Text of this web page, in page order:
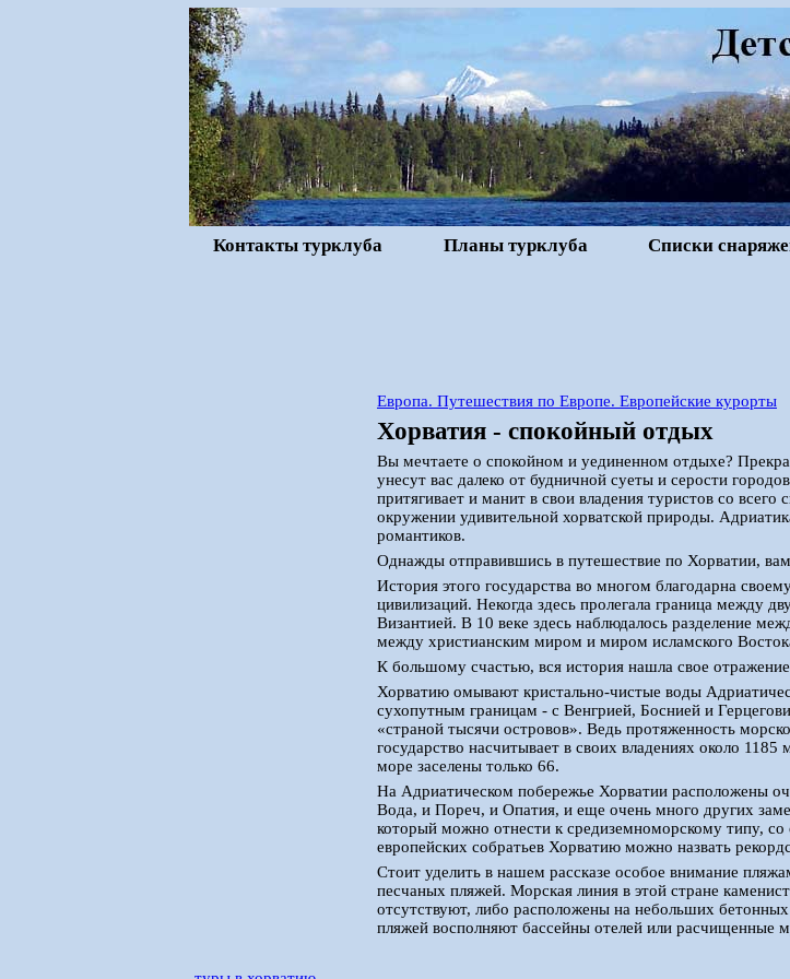
Контакты турклуба Планы турклуба Списки
Европа. Путешествия по Европе. Европейские курорты
Хорватия - спокойный отдых
Вы мечтаете о спокойном и уединенном отдыхе?
унесут вас далеко от будничной суеты и серости
притягивает и манит в свои владения туристов со
окружении удивительной хорватской природы.
романтиков.
Однажды отправившись в путешествие по Хорватии, вам
История этого государства во многом благодарна
цивилизаций. Некогда здесь пролегала граница между
Византией. В 10 веке здесь наблюдалось разделение
между христианским миром и миром исламского
К большому счастью, вся история нашла свое
Хорватию омывают кристально-чистые воды
сухопутным границам - с Венгрией, Боснией и
«страной тысячи островов». Ведь протяженность
государство насчитывает в своих владениях около
море заселены только 66.
На Адриатическом побережье Хорватии расположены
Вода, и Пореч, и Опатия, и еще очень много других
который можно отнести к средиземноморскому типу,
европейских собратьев Хорватию можно назвать
Стоит уделить в нашем рассказе особое внимание
песчаных пляжей. Морская линия в этой стране
отсутствуют, либо расположены на небольших
пляжей восполняют бассейны отелей или расчищенные